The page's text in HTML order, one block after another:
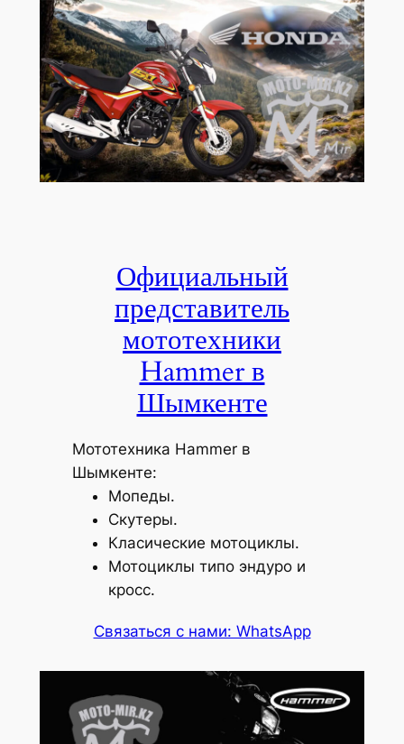
Официальный
представитель
мототехники
Hammer в
Шымкенте
Мототехника Hammer в
Шымкенте:
Мопеды.
Скутеры.
Класические мотоциклы.
Мотоциклы типо эндуро и
кросс.
Связаться с нами: WhatsApp